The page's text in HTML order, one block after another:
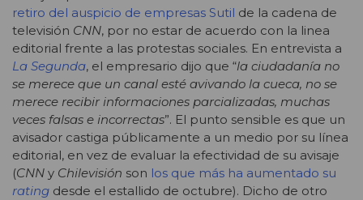
retiro del auspicio de empresas Sutil de la cadena de
televisión CNN, por no estar de acuerdo con la linea
editorial frente a las protestas sociales. En entrevista a
La Segunda, el empresario dijo que “la ciudadanía no
se merece que un canal esté avivando la cueca, no se
merece recibir informaciones parcializadas, muchas
veces falsas e incorrectas”. El punto sensible es que un
avisador castiga públicamente a un medio por su línea
editorial, en vez de evaluar la efectividad de su avisaje
(CNN y Chilevisión son los que más ha aumentado su
rating desde el estallido de octubre). Dicho de otro